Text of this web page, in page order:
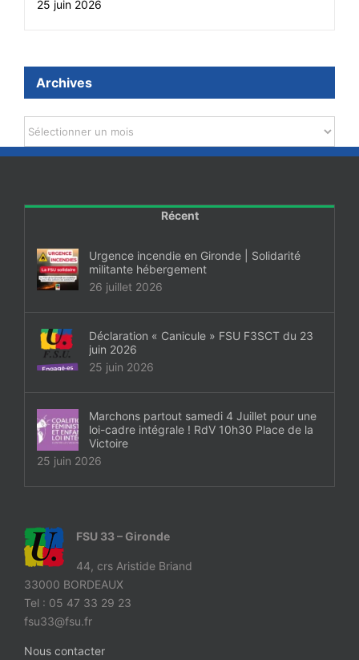
25 juin 2026
Archives
Archives
Récent
Urgence incendie en Gironde | Solidarité
militante hébergement
26 juillet 2026
Déclaration « Canicule » FSU F3SCT du 23
juin 2026
25 juin 2026
Marchons partout samedi 4 Juillet pour une
loi-cadre intégrale ! RdV 10h30 Place de la
Victoire
25 juin 2026
FSU 33 – Gironde
44, crs Aristide Briand
33000 BORDEAUX
Tel : 05 47 33 29 23
fsu33@fsu.fr
Nous contacter